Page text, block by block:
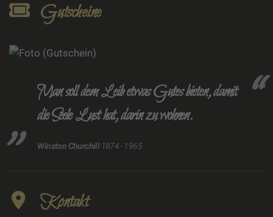
Gutscheine
Man soll dem Leib etwas Gutes bieten, damit
die Seele Lust hat, darin zu wohnen.
Winston Churchill1874 - 1965
Kontakt